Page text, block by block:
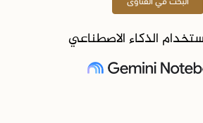
الذكاء الاصطناعي